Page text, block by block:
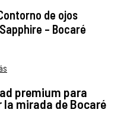
de ojos
– Bocaré
premium para
mirada de Bocaré